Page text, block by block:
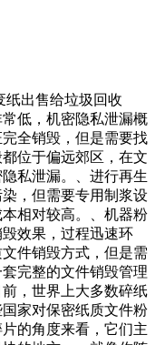
纸出售给垃圾回收
低，机密隐私泄漏概
全销毁，但是需要找
位于偏远郊区，在文
私泄漏。、进行再生
，但需要专用制浆设
相对较高。、机器粉
效果，过程迅速环
件销毁方式，但是需
完整的文件销毁管理
，世界上大多数碎纸
家对保密纸质文件粉
的角度来看，它们主